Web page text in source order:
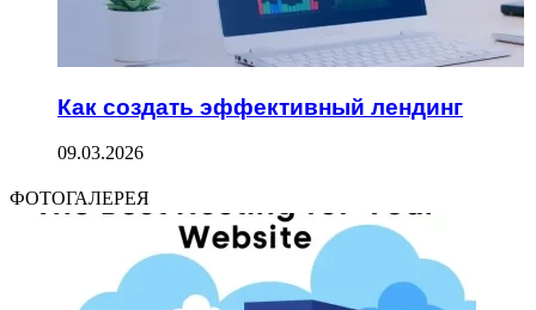
Как создать эффективный лендинг
09.03.2026
ФОТОГАЛЕРЕЯ